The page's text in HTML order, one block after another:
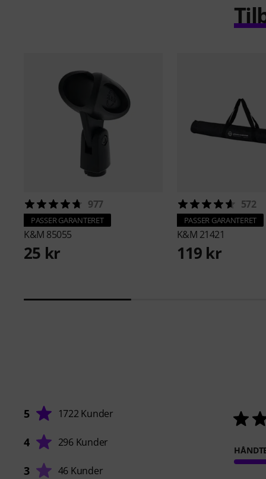
977
PASSER GARANTERET
K&M 85055
25 kr
572
PASSER GARANTERET
K&M 21421
119 kr
5 1722 Kunder
4 296 Kunder
3 46 Kunder